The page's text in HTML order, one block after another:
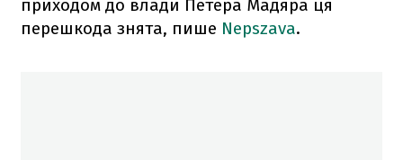
приходом до влади Петера Мадяра ця
перешкода знята, пише Nepszava.